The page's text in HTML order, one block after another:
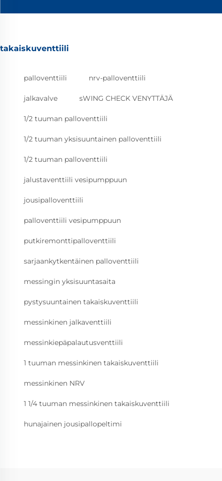
takaiskuventtiili
palloventtiili nrv-palloventtiili
jalkavalve sWING CHECK VENYTTÄJÄ
1/2 tuuman palloventtiili
1/2 tuuman yksisuuntainen palloventtiili
1/2 tuuman palloventtiili
jalustaventtiili vesipumppuun
jousipalloventtiili
palloventtiili vesipumppuun
putkiremonttipalloventtiili
sarjaankytkentäinen palloventtiili
messingin yksisuuntasaita
pystysuuntainen takaiskuventtiili
messinkinen jalkaventtiili
messinkiepäpalautusventtiili
1 tuuman messinkinen takaiskuventtiili
messinkinen NRV
1 1/4 tuuman messinkinen takaiskuventtiili
hunajainen jousipallopeltimi